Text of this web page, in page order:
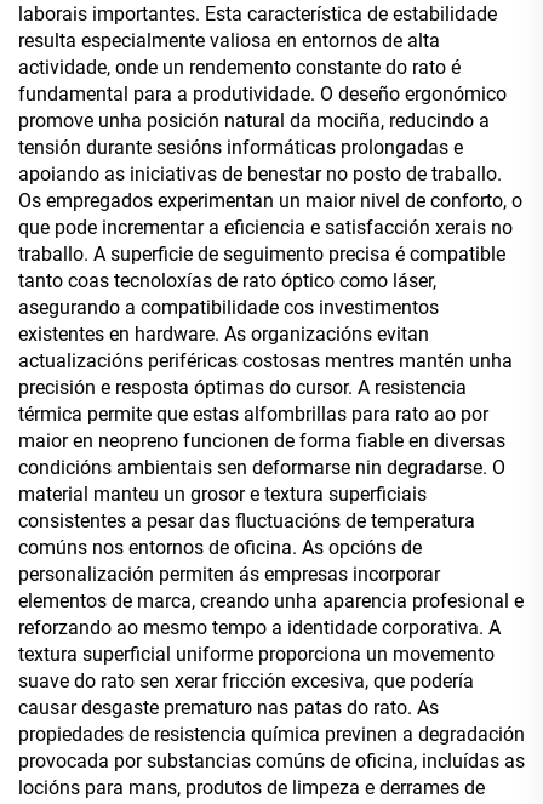
laborais importantes. Esta característica de estabilidade
resulta especialmente valiosa en entornos de alta
actividade, onde un rendemento constante do rato é
fundamental para a produtividade. O deseño ergonómico
promove unha posición natural da mociña, reducindo a
tensión durante sesións informáticas prolongadas e
apoiando as iniciativas de benestar no posto de traballo.
Os empregados experimentan un maior nivel de conforto, o
que pode incrementar a eficiencia e satisfacción xerais no
traballo. A superficie de seguimento precisa é compatible
tanto coas tecnoloxías de rato óptico como láser,
asegurando a compatibilidade cos investimentos
existentes en hardware. As organizacións evitan
actualizacións periféricas costosas mentres mantén unha
precisión e resposta óptimas do cursor. A resistencia
térmica permite que estas alfombrillas para rato ao por
maior en neopreno funcionen de forma fiable en diversas
condicións ambientais sen deformarse nin degradarse. O
material manteu un grosor e textura superficiais
consistentes a pesar das fluctuacións de temperatura
comúns nos entornos de oficina. As opcións de
personalización permiten ás empresas incorporar
elementos de marca, creando unha aparencia profesional e
reforzando ao mesmo tempo a identidade corporativa. A
textura superficial uniforme proporciona un movemento
suave do rato sen xerar fricción excesiva, que podería
causar desgaste prematuro nas patas do rato. As
propiedades de resistencia química previnen a degradación
provocada por substancias comúns de oficina, incluídas as
locións para mans, produtos de limpeza e derrames de